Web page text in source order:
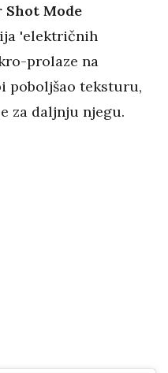
Shot Mode
'električnih
prolaze na
poboljšao teksturu,
za daljnju njegu.